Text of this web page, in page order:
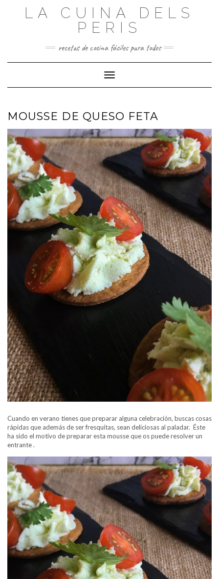
LA CUINA DELS
PERIS
recetas de cocina fáciles para todos
Cambiar modo de navegación
MOUSSE DE QUESO FETA
Cuando en verano tienes que preparar alguna celebración, buscas cosas
rápidas que además de ser fresquitas, sean deliciosas al paladar. Éste
ha sido el motivo de preparar esta mousse que os puede resolver un
entrante .